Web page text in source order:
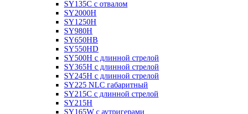
SY135C с отвалом
SY2000H
SY1250H
SY980H
SY650HB
SY550HD
SY500H с длинной стрелой
SY365H с длинной стрелой
SY245H с длинной стрелой
SY225 NLC габаритный
SY215C с длинной стрелой
SY215H
SY165W с аутригерами